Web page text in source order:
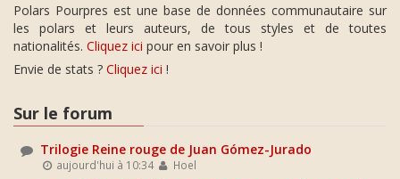
Polars Pourpres est une base de données communautaire sur
les polars et leurs auteurs, de tous styles et de toutes
nationalités. Cliquez ici pour en savoir plus !
Envie de stats ? Cliquez ici !
Sur le forum
Trilogie Reine rouge de Juan Gómez-Jurado
aujourd'hui à 10:34 Hoel